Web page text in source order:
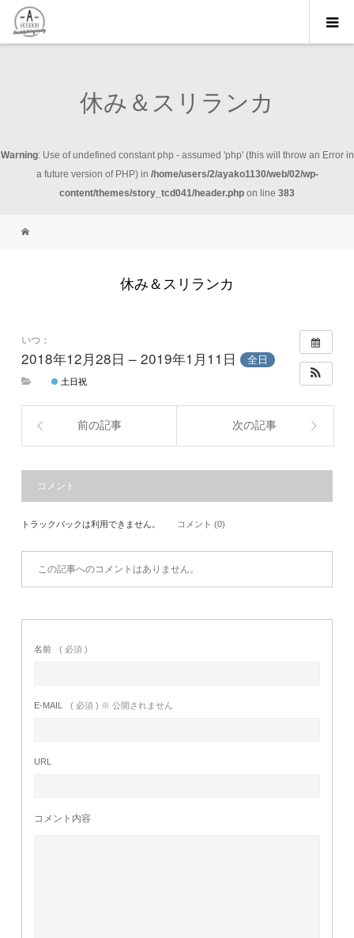
休み＆スリランカ
Warning: Use of undefined constant php - assumed 'php' (this will throw an Error in
a future version of PHP) in /home/users/2/ayako1130/web/02/wp-
content/themes/story_tcd041/header.php on line 383
休み＆スリランカ
いつ：
2018年12月28日 – 2019年1月11日 全日
土日祝
前の記事 次の記事
コメント
トラックバックは利用できません。 コメント (0)
この記事へのコメントはありません。
名前 ( 必須 )
E-MAIL ( 必須 ) ※ 公開されません
URL
コメント内容